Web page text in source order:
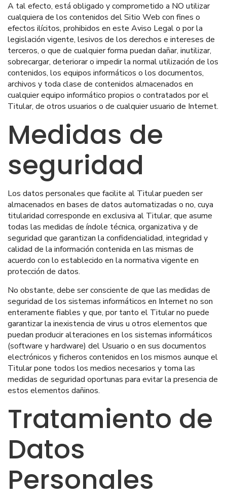
A tal efecto, está obligado y comprometido a NO utilizar
cualquiera de los contenidos del Sitio Web con fines o
efectos ilícitos, prohibidos en este Aviso Legal o por la
legislación vigente, lesivos de los derechos e intereses de
terceros, o que de cualquier forma puedan dañar, inutilizar,
sobrecargar, deteriorar o impedir la normal utilización de los
contenidos, los equipos informáticos o los documentos,
archivos y toda clase de contenidos almacenados en
cualquier equipo informático propios o contratados por el
Titular, de otros usuarios o de cualquier usuario de Internet.
Medidas de
seguridad
Los datos personales que facilite al Titular pueden ser
almacenados en bases de datos automatizadas o no, cuya
titularidad corresponde en exclusiva al Titular, que asume
todas las medidas de índole técnica, organizativa y de
seguridad que garantizan la confidencialidad, integridad y
calidad de la información contenida en las mismas de
acuerdo con lo establecido en la normativa vigente en
protección de datos.
No obstante, debe ser consciente de que las medidas de
seguridad de los sistemas informáticos en Internet no son
enteramente fiables y que, por tanto el Titular no puede
garantizar la inexistencia de virus u otros elementos que
puedan producir alteraciones en los sistemas informáticos
(software y hardware) del Usuario o en sus documentos
electrónicos y ficheros contenidos en los mismos aunque el
Titular pone todos los medios necesarios y toma las
medidas de seguridad oportunas para evitar la presencia de
estos elementos dañinos.
Tratamiento de
Datos
Personales